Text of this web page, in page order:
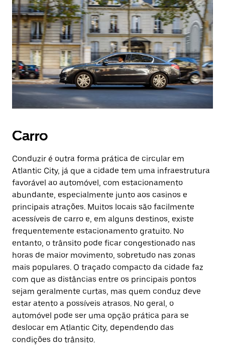
Carro
Conduzir é outra forma prática de circular em
Atlantic City, já que a cidade tem uma infraestrutura
favorável ao automóvel, com estacionamento
abundante, especialmente junto aos casinos e
principais atrações. Muitos locais são facilmente
acessíveis de carro e, em alguns destinos, existe
frequentemente estacionamento gratuito. No
entanto, o trânsito pode ficar congestionado nas
horas de maior movimento, sobretudo nas zonas
mais populares. O traçado compacto da cidade faz
com que as distâncias entre os principais pontos
sejam geralmente curtas, mas quem conduz deve
estar atento a possíveis atrasos. No geral, o
automóvel pode ser uma opção prática para se
deslocar em Atlantic City, dependendo das
condições do trânsito.